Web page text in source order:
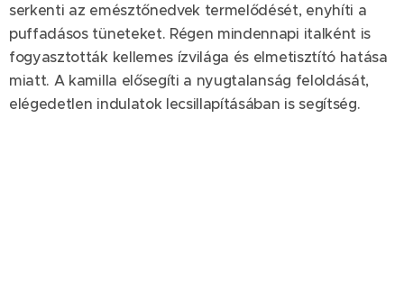
serkenti az emésztőnedvek termelődését, enyhíti a
puffadásos tüneteket. Régen mindennapi italként is
fogyasztották kellemes ízvilága és elmetisztító hatása
miatt. A kamilla elősegíti a nyugtalanság feloldását,
elégedetlen indulatok lecsillapításában is segítség.